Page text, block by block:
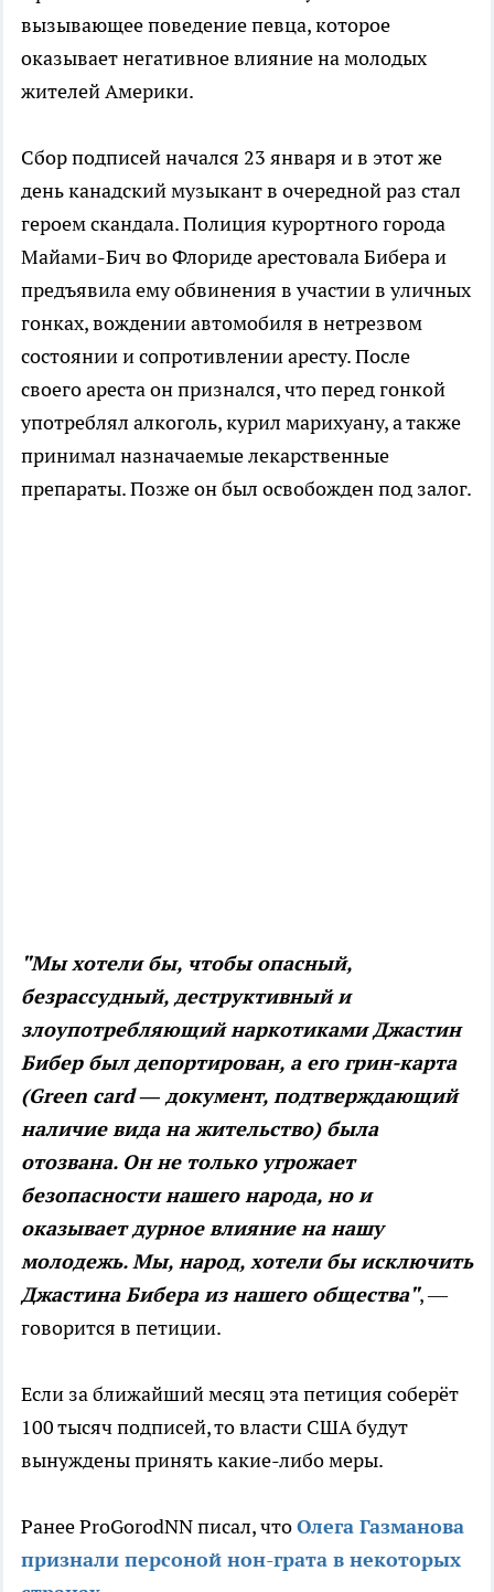
вызывающее поведение певца, которое
оказывает негативное влияние на молодых
жителей Америки.
Сбор подписей начался 23 января и в этот же
день канадский музыкант в очередной раз стал
героем скандала. Полиция курортного города
Майами-Бич во Флориде арестовала Бибера и
предъявила ему обвинения в участии в уличных
гонках, вождении автомобиля в нетрезвом
состоянии и сопротивлении аресту. После
своего ареста он признался, что перед гонкой
употреблял алкоголь, курил марихуану, а также
принимал назначаемые лекарственные
препараты. Позже он был освобожден под залог.
"Мы хотели бы, чтобы опасный,
безрассудный, деструктивный и
злоупотребляющий наркотиками Джастин
Бибер был депортирован, а его грин-карта
(Green card — документ, подтверждающий
наличие вида на жительство) была
отозвана. Он не только угрожает
безопасности нашего народа, но и
оказывает дурное влияние на нашу
молодежь. Мы, народ, хотели бы исключить
Джастина Бибера из нашего общества", —
говорится в петиции.
Если за ближайший месяц эта петиция соберёт
100 тысяч подписей, то власти США будут
вынуждены принять какие-либо меры.
Ранее ProGorodNN писал, чтоОлега Газманова
признали персоной нон-грата в некоторых